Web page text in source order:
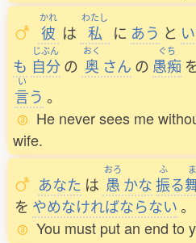
かれ
彼 は
わたし
私 に あう と
も
じぶん
自分 の
おく
奥 さん の
ぐち
愚痴
い
言う 。
He never sees me
wife.
あなた は
おろ
愚 かな
ふ
振る
ま
を やめなければならない。
You must put an end to